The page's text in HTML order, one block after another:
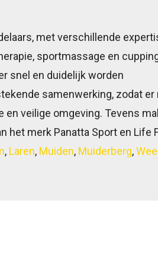
met verschillende
sportmassage en
snel en duidelijk worden
samenwerking, zodat er
en veilige omgeving. Tevens
het merk Panatta Sport en Life
, Laren, Muiden, Muiderberg,